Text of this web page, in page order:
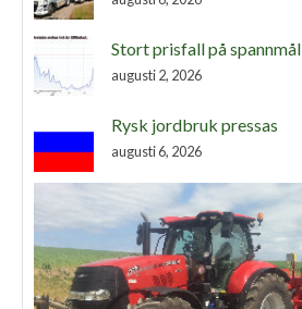
Stort prisfall på spannmål
augusti 2, 2026
Rysk jordbruk pressas
augusti 6, 2026